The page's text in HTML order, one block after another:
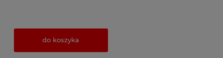
do koszyka